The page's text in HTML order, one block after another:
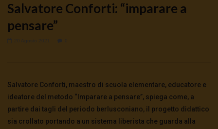
25 Luglio 2026
0
819 0
0
196 0
Salvatore Conforti: “imparare a
pensare”
Salvatore Conforti, maestro di scuola elementare, educatore e
ideatore del metodo “Imparare a pensare”, spiega come, a
partire dai tagli del periodo berlusconiano, il progetto didattico
sia crollato portando a un sistema liberista che guarda alla